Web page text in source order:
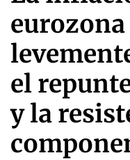
eurozona
el
y la